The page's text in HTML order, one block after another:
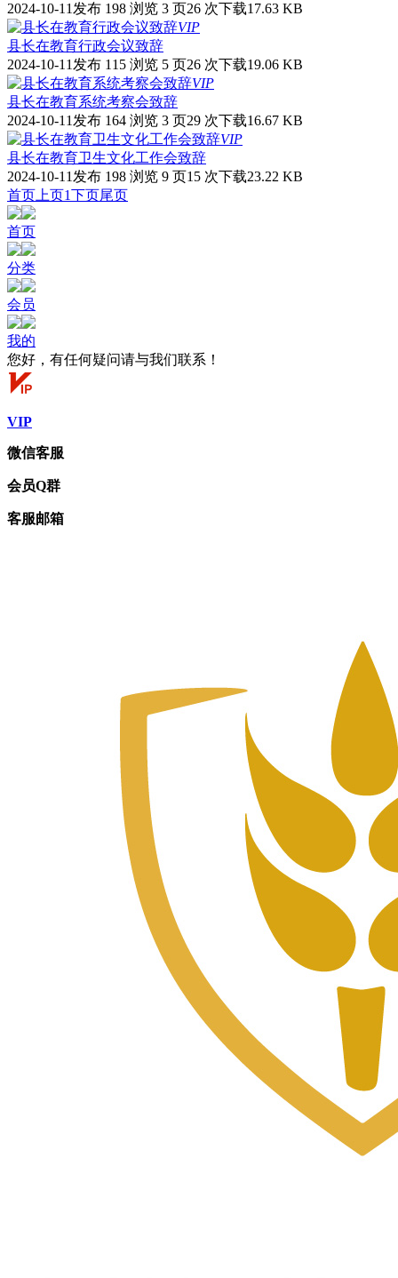
2024-10-11发布 198 浏览 3 页26 次下载17.63 KB
VIP
县长在教育行政会议致辞
2024-10-11发布 115 浏览 5 页26 次下载19.06 KB
VIP
县长在教育系统考察会致辞
2024-10-11发布 164 浏览 3 页29 次下载16.67 KB
VIP
县长在教育卫生文化工作会致辞
2024-10-11发布 198 浏览 9 页15 次下载23.22 KB
首页 上页1下页尾页
首页
分类
会员
我的
您好，有任何疑问请与我们联系！
VIP
微信客服
会员Q群
客服邮箱